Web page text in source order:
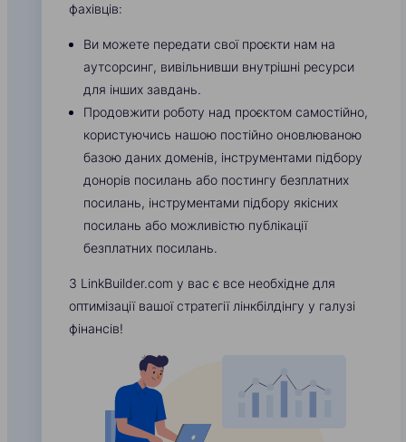
фахівців:
Ви можете передати свої проєкти нам на
аутсорсинг, вивільнивши внутрішні ресурси
для інших завдань.
Продовжити роботу над проєктом самостійно,
користуючись нашою постійно оновлюваною
базою даних доменів, інструментами підбору
донорів посилань або постингу безплатних
посилань, інструментами підбору якісних
посилань або можливістю публікації
безплатних посилань.
З LinkBuilder.com у вас є все необхідне для
оптимізації вашої стратегії лінкбілдінгу у галузі
фінансів!